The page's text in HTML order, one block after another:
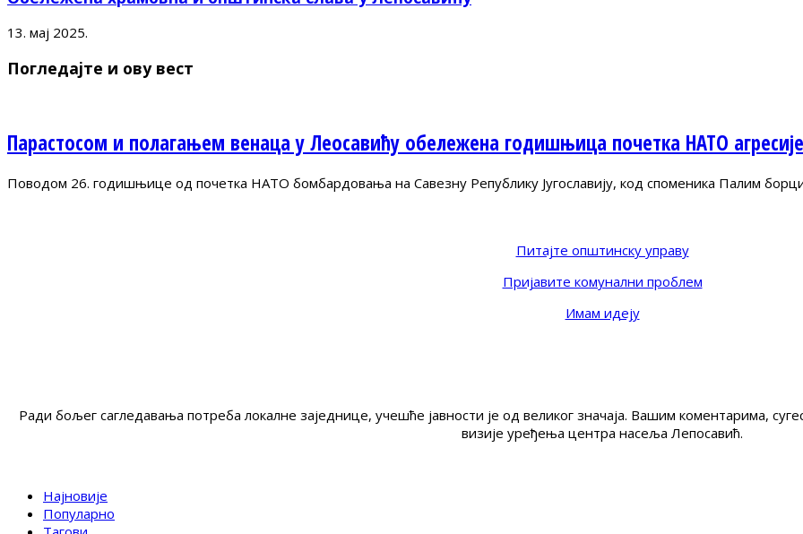
13. мај 2025.
Погледајте и ову вест
Парастосом и полагањем венаца у Леосавићу обележена годишњица почетка НАТО агресије
Поводом 26. годишњице од почетка НАТО бомбардовања на Савезну Републику Југославију, код споменика Палим
Питајте општинску управу
Пријавите комунални проблем
Имам идеју
Ради бољег сагледавања потреба локалне заједнице, учешће јавности је од великог значаја. Вашим коментарима,
визије уређења центра насеља Лепосавић.
Најновије
Популарно